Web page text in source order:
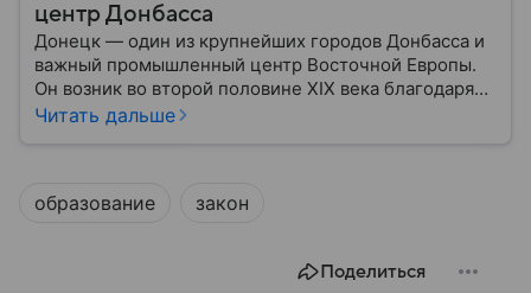
центр Донбасса
Донецк — один из крупнейших городов Донбасса и
важный промышленный центр Восточной Европы.
Он возник во второй половине XIX века благодаря
развитию угледобычи и металлургии, а
региона: собрали о нем главное.
Читать дальше
образование закон
Поделиться